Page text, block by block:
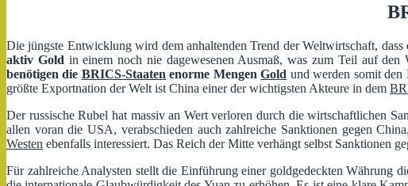
Die jüngste Entwicklung wird dem anhaltenden Trend der Weltwirtschaft,
aktiv Gold in einem noch nie dagewesenen Ausmaß, was zum Teil auf
benötigen die BRICS-Staaten enorme MengenGold und werden somit
größte Exportnation der Welt ist China einer der wichtigsten Akteure in dem
Der russische Rubel hat massiv an Wert verloren durch die wirtschaftlichen
allen voran die USA, verabschieden auch zahlreiche Sanktionen gegen
Westen ebenfalls interessiert. Das Reich der Mitte verhängt selbst Sanktionen
Für zahlreiche Analysten stellt die Einführung einer goldgedeckten Währung